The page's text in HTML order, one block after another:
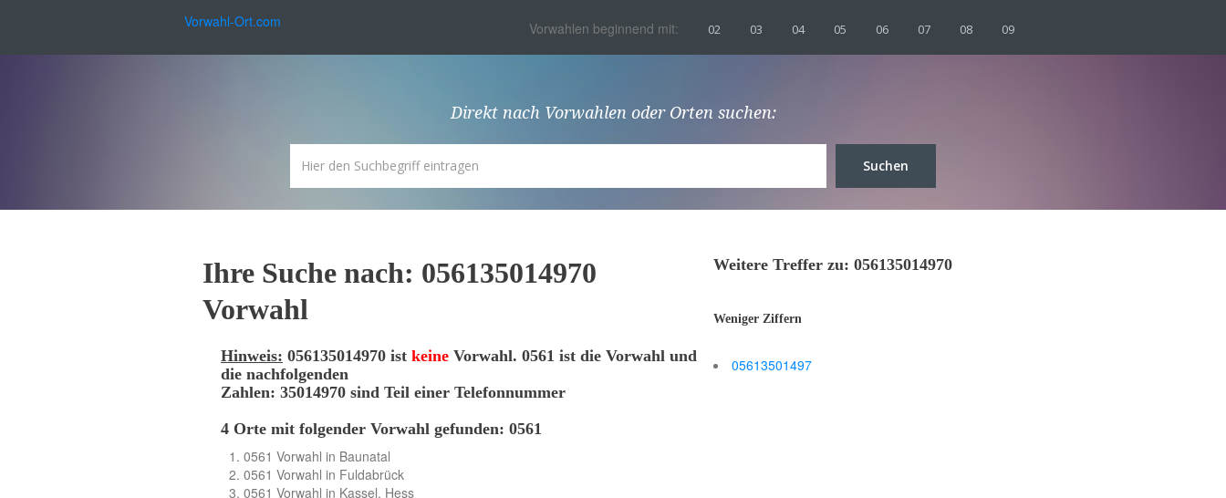
Vorwahl-Ort.com Vorwahlen beginnend mit: 02 03 04 05 06 07 08 09
Direkt nach Vorwahlen oder Orten suchen:
Suchen
Ihre Suche nach: 056135014970
Vorwahl
Hinweis: 056135014970 ist keine Vorwahl. 0561 ist die Vorwahl und
die nachfolgenden
Zahlen: 35014970 sind Teil einer Telefonnummer
4 Orte mit folgender Vorwahl gefunden: 0561
0561 Vorwahl in Baunatal
0561 Vorwahl in Fuldabrück
0561 Vorwahl in Kassel, Hess
Weitere Treffer zu: 056135014970
Weniger Ziffern
05613501497